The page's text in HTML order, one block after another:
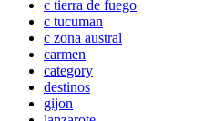
c tierra de fuego
c tucuman
c zona austral
carmen
category
destinos
gijon